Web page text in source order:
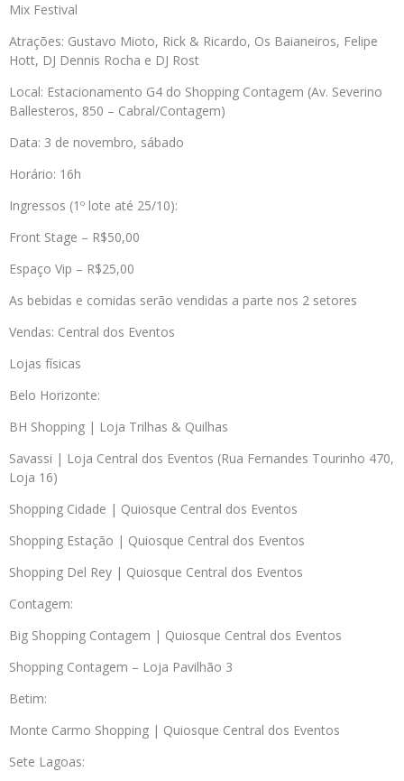
Mix Festival
Atrações: Gustavo Mioto, Rick & Ricardo, Os Baianeiros, Felipe
Hott, DJ Dennis Rocha e DJ Rost
Local: Estacionamento G4 do Shopping Contagem (Av. Severino
Ballesteros, 850 – Cabral/Contagem)
Data: 3 de novembro, sábado
Horário: 16h
Ingressos (1º lote até 25/10):
Front Stage – R$50,00
Espaço Vip – R$25,00
As bebidas e comidas serão vendidas a parte nos 2 setores
Vendas: Central dos Eventos
Lojas físicas
Belo Horizonte:
BH Shopping | Loja Trilhas & Quilhas
Savassi | Loja Central dos Eventos (Rua Fernandes Tourinho 470,
Loja 16)
Shopping Cidade | Quiosque Central dos Eventos
Shopping Estação | Quiosque Central dos Eventos
Shopping Del Rey | Quiosque Central dos Eventos
Contagem:
Big Shopping Contagem | Quiosque Central dos Eventos
Shopping Contagem – Loja Pavilhão 3
Betim:
Monte Carmo Shopping | Quiosque Central dos Eventos
Sete Lagoas: